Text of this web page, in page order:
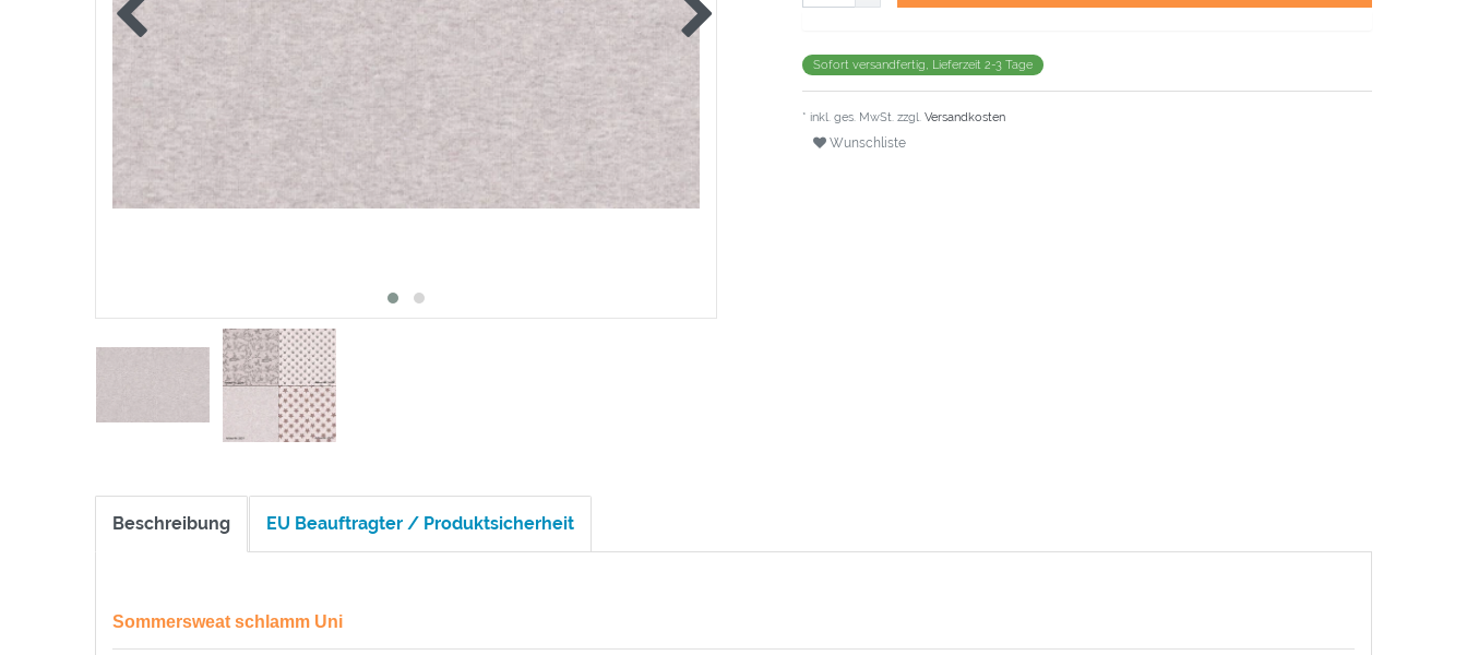
Sofort versandfertig, Lieferzeit 2-3 Tage
* inkl. ges. MwSt. zzgl. Versandkosten
Wunschliste
Beschreibung EU Beauftragter / Produktsicherheit
Sommersweat schlamm Uni